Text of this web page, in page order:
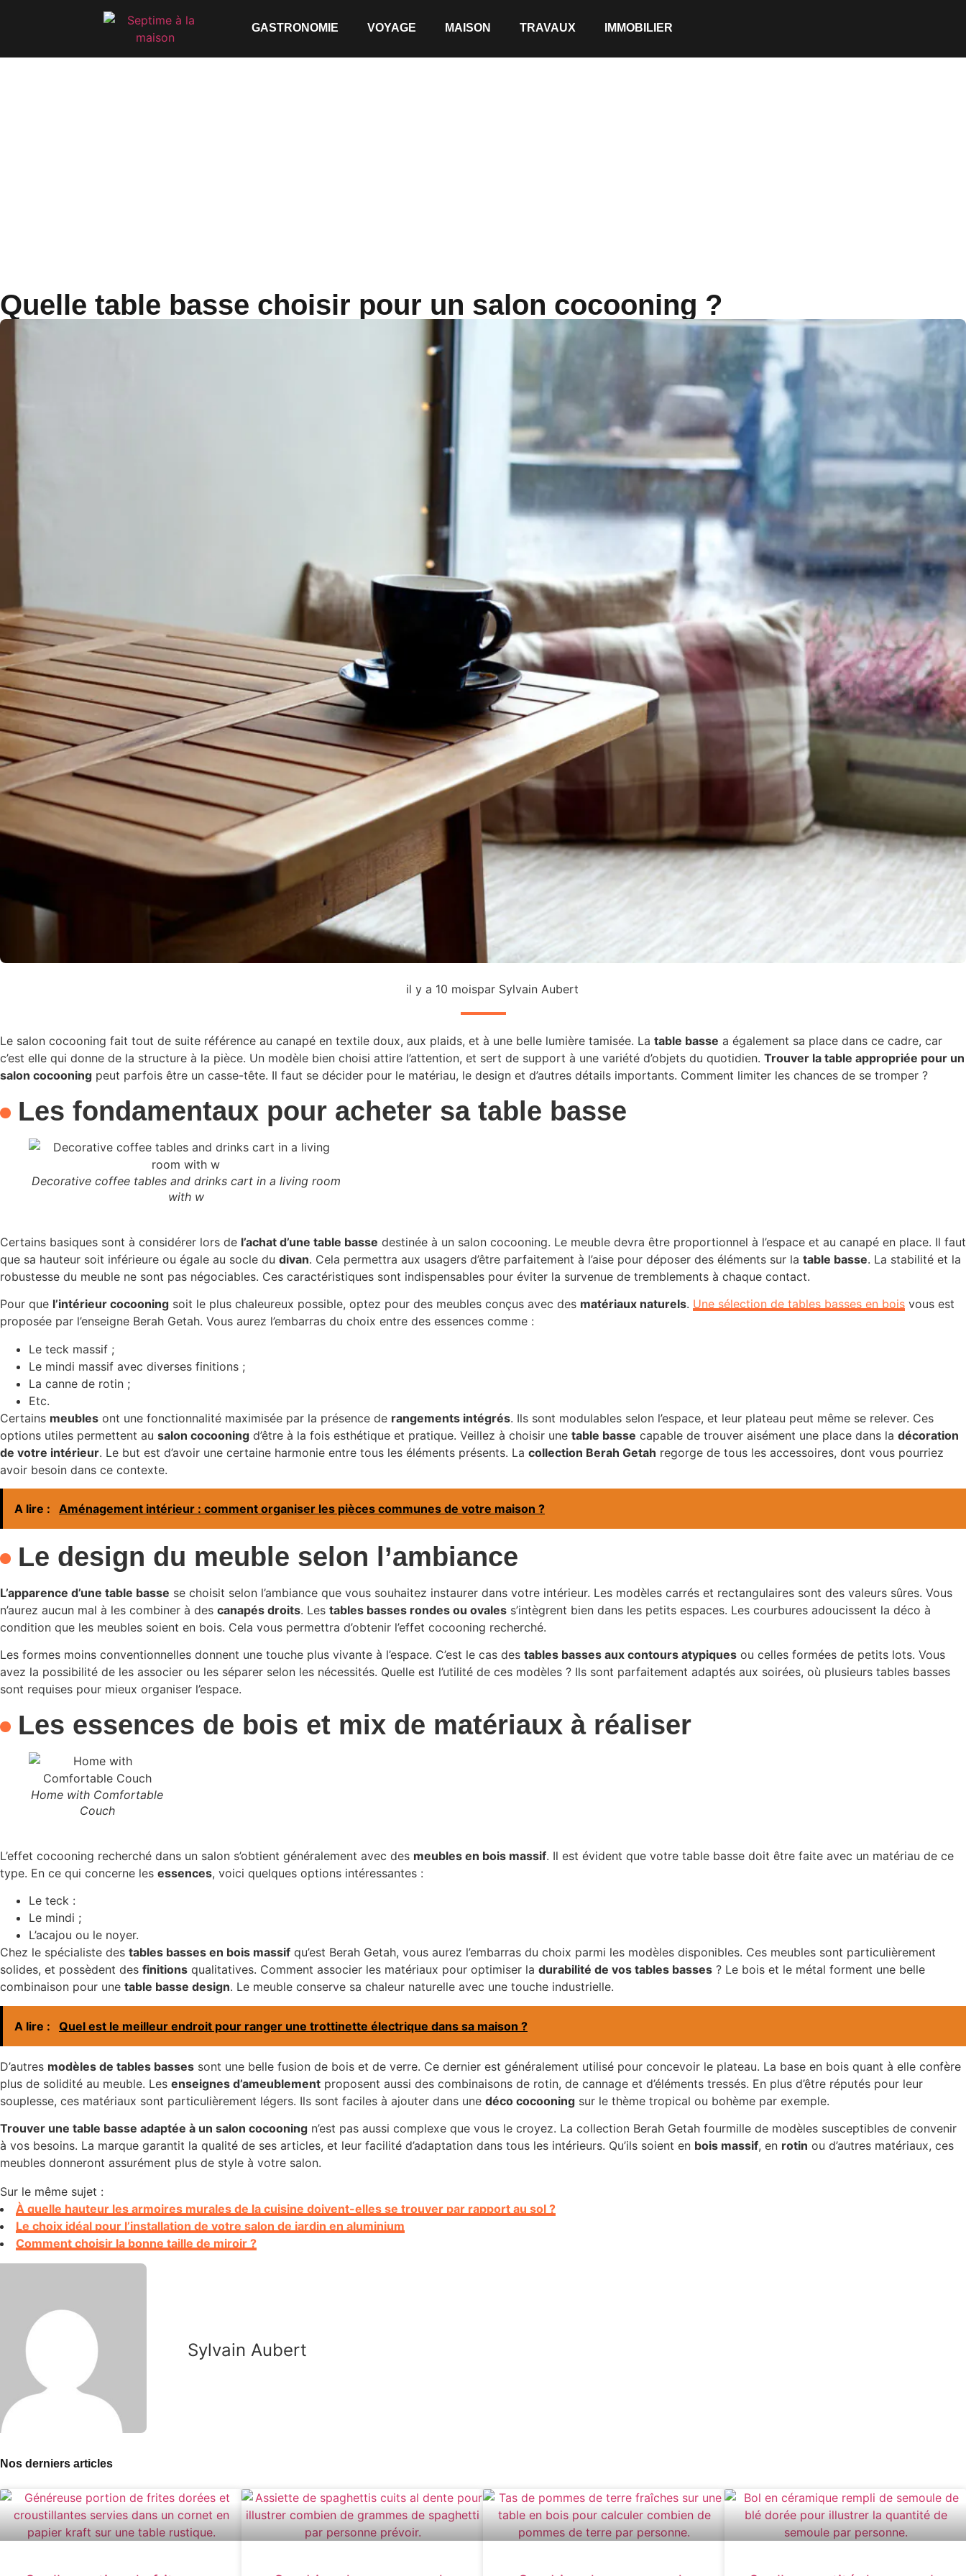
GASTRONOMIE VOYAGE MAISON TRAVAUX IMMOBILIER
Quelle table basse choisir pour un salon cocooning ?
il y a 10 moispar Sylvain Aubert
Le salon cocooning fait tout de suite référence au canapé en textile doux, aux plaids, et à une belle lumière tamisée. La table basse a également sa place dans ce cadre, car
c’est elle qui donne de la structure à la pièce. Un modèle bien choisi attire l’attention, et sert de support à une variété d’objets du quotidien. Trouver la table appropriée pour un
salon cocooning peut parfois être un casse-tête. Il faut se décider pour le matériau, le design et d’autres détails importants. Comment limiter les chances de se tromper ?
Les fondamentaux pour acheter sa table basse
Decorative coffee tables and drinks cart in a living room
with w
Certains basiques sont à considérer lors de l’achat d’une table basse destinée à un salon cocooning. Le meuble devra être proportionnel à l’espace et au canapé en place. Il faut
que sa hauteur soit inférieure ou égale au socle du divan. Cela permettra aux usagers d’être parfaitement à l’aise pour déposer des éléments sur la table basse. La stabilité et la
robustesse du meuble ne sont pas négociables. Ces caractéristiques sont indispensables pour éviter la survenue de tremblements à chaque contact.
Pour que l’intérieur cocooning soit le plus chaleureux possible, optez pour des meubles conçus avec des matériaux naturels. Une sélection de tables basses en bois vous est
proposée par l’enseigne Berah Getah. Vous aurez l’embarras du choix entre des essences comme :
Le teck massif ;
Le mindi massif avec diverses finitions ;
La canne de rotin ;
Etc.
Certains meubles ont une fonctionnalité maximisée par la présence de rangements intégrés. Ils sont modulables selon l’espace, et leur plateau peut même se relever. Ces
options utiles permettent au salon cocooning d’être à la fois esthétique et pratique. Veillez à choisir une table basse capable de trouver aisément une place dans la décoration
de votre intérieur. Le but est d’avoir une certaine harmonie entre tous les éléments présents. La collection Berah Getah regorge de tous les accessoires, dont vous pourriez
avoir besoin dans ce contexte.
A lire : Aménagement intérieur : comment organiser les pièces communes de votre maison ?
Le design du meuble selon l’ambiance
L’apparence d’une table basse se choisit selon l’ambiance que vous souhaitez instaurer dans votre intérieur. Les modèles carrés et rectangulaires sont des valeurs sûres. Vous
n’aurez aucun mal à les combiner à des canapés droits. Les tables basses rondes ou ovales s’intègrent bien dans les petits espaces. Les courbures adoucissent la déco à
condition que les meubles soient en bois. Cela vous permettra d’obtenir l’effet cocooning recherché.
Les formes moins conventionnelles donnent une touche plus vivante à l’espace. C’est le cas des tables basses aux contours atypiques ou celles formées de petits lots. Vous
avez la possibilité de les associer ou les séparer selon les nécessités. Quelle est l’utilité de ces modèles ? Ils sont parfaitement adaptés aux soirées, où plusieurs tables basses
sont requises pour mieux organiser l’espace.
Les essences de bois et mix de matériaux à réaliser
Home with Comfortable
Couch
L’effet cocooning recherché dans un salon s’obtient généralement avec des meubles en bois massif. Il est évident que votre table basse doit être faite avec un matériau de ce
type. En ce qui concerne les essences, voici quelques options intéressantes :
Le teck :
Le mindi ;
L’acajou ou le noyer.
Chez le spécialiste des tables basses en bois massif qu’est Berah Getah, vous aurez l’embarras du choix parmi les modèles disponibles. Ces meubles sont particulièrement
solides, et possèdent des finitions qualitatives. Comment associer les matériaux pour optimiser la durabilité de vos tables basses ? Le bois et le métal forment une belle
combinaison pour une table basse design. Le meuble conserve sa chaleur naturelle avec une touche industrielle.
A lire : Quel est le meilleur endroit pour ranger une trottinette électrique dans sa maison ?
D’autres modèles de tables basses sont une belle fusion de bois et de verre. Ce dernier est généralement utilisé pour concevoir le plateau. La base en bois quant à elle confère
plus de solidité au meuble. Les enseignes d’ameublement proposent aussi des combinaisons de rotin, de cannage et d’éléments tressés. En plus d’être réputés pour leur
souplesse, ces matériaux sont particulièrement légers. Ils sont faciles à ajouter dans une déco cocooning sur le thème tropical ou bohème par exemple.
Trouver une table basse adaptée à un salon cocooning n’est pas aussi complexe que vous le croyez. La collection Berah Getah fourmille de modèles susceptibles de convenir
à vos besoins. La marque garantit la qualité de ses articles, et leur facilité d’adaptation dans tous les intérieurs. Qu’ils soient en bois massif, en rotin ou d’autres matériaux, ces
meubles donneront assurément plus de style à votre salon.
Sur le même sujet :
À quelle hauteur les armoires murales de la cuisine doivent-elles se trouver par rapport au sol ?
Le choix idéal pour l’installation de votre salon de jardin en aluminium
Comment choisir la bonne taille de miroir ?
Sylvain Aubert
Nos derniers articles